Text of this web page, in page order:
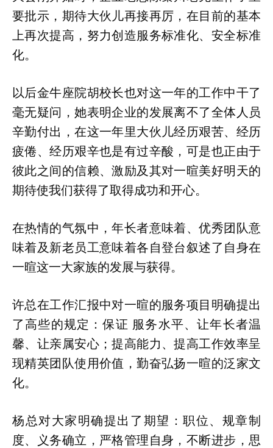
要批示，期待大伙儿再接再厉，在目前的基本
上再次提高，努力创造服务标准化、安全标准
化。
以后金牛座院胡校长也对这一年的工作中干了
毫无疑问，她表明企业的发展离不了全体人员
辛勤付出，在这一年里大伙儿经历艰苦、经历
疲倦、经历艰辛也是有过辛酸，可是也正由于
彼此之间的信赖、激励及其对一暄美好明天的
期待使我们获得了取得成功和开心。
在热情的气氛中，年长者意味着、优秀团队意
味着及新老员工意味着各自登台叙述了自身在
一暄这一大家族的发展与获得。
许总在工作汇报中对一暄的服务项目明确提出
了高些的规定：保证 服务水平、让年长者温
馨、让亲属安心；提高能力、提高工作效率呈
现精英团队使用价值，勤奋弘扬一暄的泛家文
化。
杨总对大家明确提出了期望：职位、规章制
度、义务确立，严格管理自身，不断进步，思